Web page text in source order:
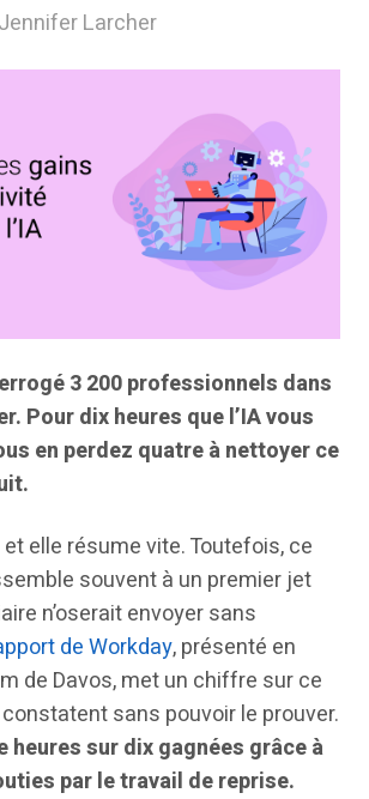
Author
Jennifer Larcher
3 200 professionnels dans
Pour dix heures que l’IA vous
en perdez quatre à nettoyer ce
et elle résume vite. Toutefois, ce
souvent à un premier jet
n’oserait envoyer sans
de Workday, présenté en
de Davos, met un chiffre sur ce
sans pouvoir le prouver.
heures sur dix gagnées grâce à
par le travail de reprise.